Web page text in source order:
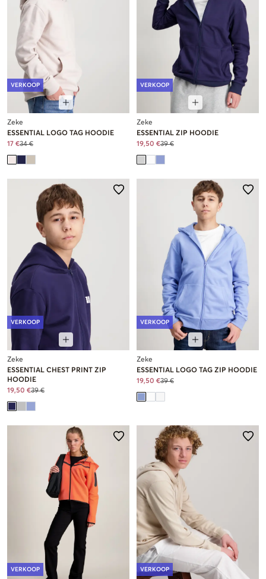
VERKOOP
Zeke
ESSENTIAL LOGO TAG HOODIE
17 €34 €
VERKOOP
Zeke
ESSENTIAL ZIP HOODIE
19,50 €39 €
VERKOOP
Zeke
ESSENTIAL CHEST PRINT ZIP
HOODIE
19,50 €39 €
VERKOOP
Zeke
ESSENTIAL LOGO TAG ZIP HOODIE
19,50 €39 €
VERKOOP VERKOOP